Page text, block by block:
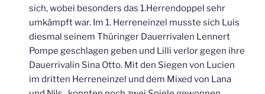
sich, wobei besonders das 1.Herrendoppel sehr
umkämpft war. Im 1. Herreneinzel musste sich Luis
diesmal seinem Thüringer Dauerrivalen Lennert
Pompe geschlagen geben und Lilli verlor gegen ihre
Dauerrivalin Sina Otto. Mit den Siegen von Lucien
im dritten Herreneinzel und dem Mixed von Lana